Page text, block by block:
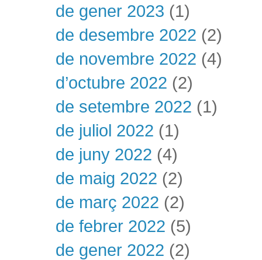
de gener 2023 (1)
de desembre 2022 (2)
de novembre 2022 (4)
d’octubre 2022 (2)
de setembre 2022 (1)
de juliol 2022 (1)
de juny 2022 (4)
de maig 2022 (2)
de març 2022 (2)
de febrer 2022 (5)
de gener 2022 (2)